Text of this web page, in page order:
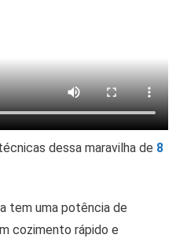
dessa maravilha de 8
tem uma potência de
cozimento rápido e